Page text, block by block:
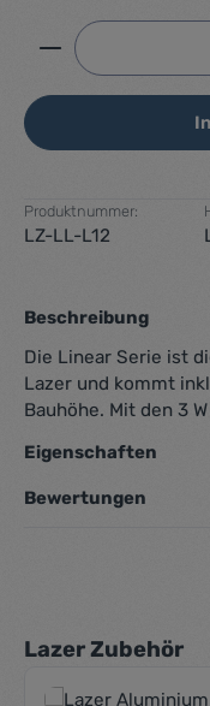
Produkt Anzahl:
Produktnummer:
LZ-LL-L12
Beschreibung
Die Linear Serie ist
Lazer und kommt
Bauhöhe. Mit den 3
Eigenschaften
Bewertungen
Produktgalerie
Lazer Zubehör